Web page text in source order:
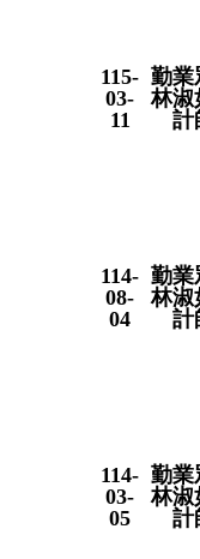
115-
03-
11
勤業
林淑
計
114-
08-
04
勤業
林淑
計
114-
03-
05
勤業
林淑
計